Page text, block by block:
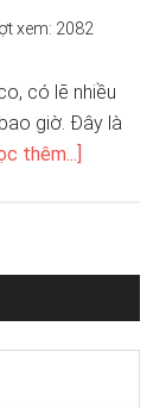
xem: 2082
có lẽ nhiều
giờ. Đây là
thêm...]